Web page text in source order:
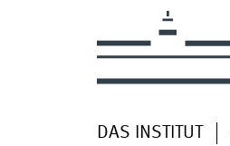
DAS INSTITUT